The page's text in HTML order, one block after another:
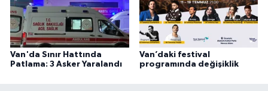
Van'da Sınır Hattında
Patlama: 3 Asker Yaralandı
Van’daki festival
programında değişiklik